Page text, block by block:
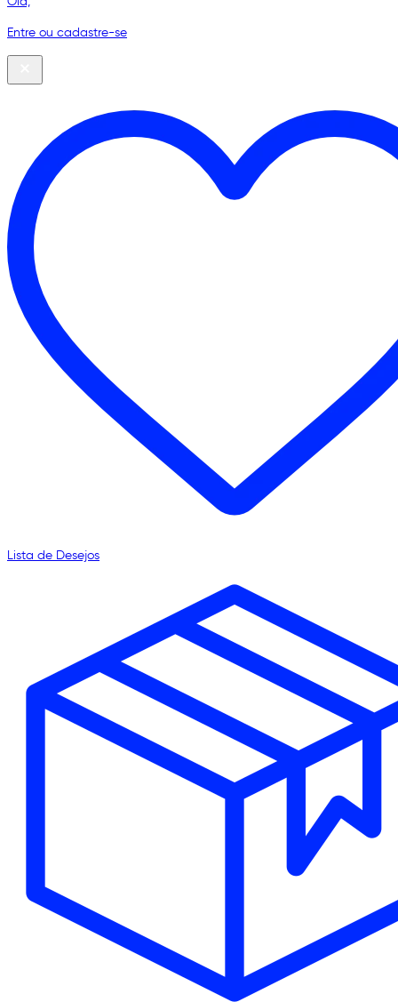
Entre ou cadastre-se
Lista de Desejos